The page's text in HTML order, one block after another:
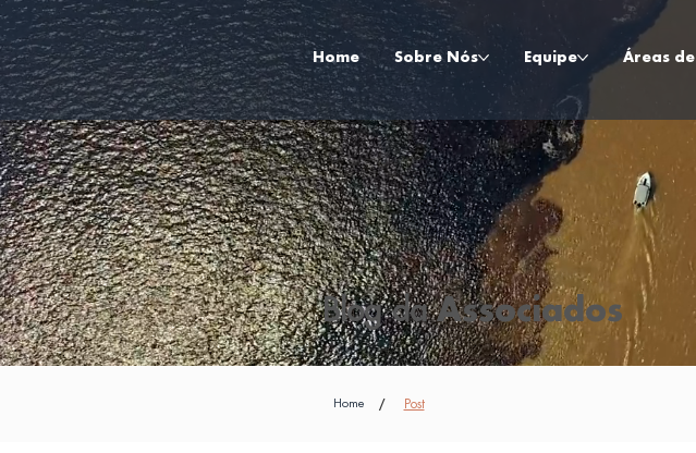
Home Sobre Nós Equipe Áreas
Blog daAssociados
Home / Post